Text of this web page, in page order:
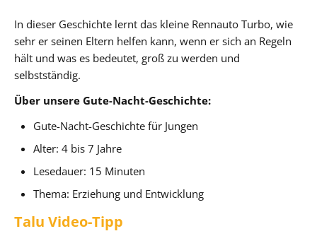
In dieser Geschichte lernt das kleine Rennauto Turbo, wie
sehr er seinen Eltern helfen kann, wenn er sich an Regeln
hält und was es bedeutet, groß zu werden und
selbstständig.
Über unsere Gute-Nacht-Geschichte:
Gute-Nacht-Geschichte für Jungen
Alter: 4 bis 7 Jahre
Lesedauer: 15 Minuten
Thema: Erziehung und Entwicklung
Talu Video-Tipp